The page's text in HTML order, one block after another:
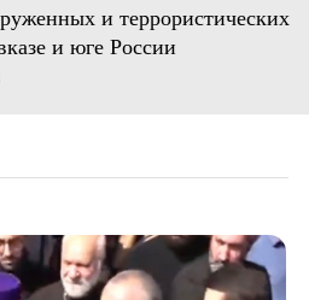
и террористических
и юге России